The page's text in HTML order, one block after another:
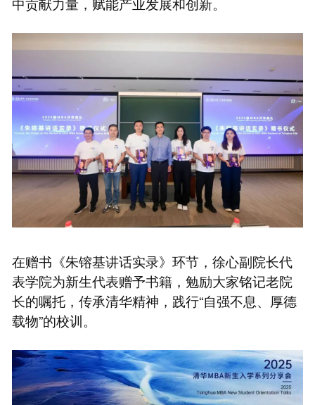
在赠书《朱镕基讲话实录》环节，徐心副院长代
表学院为新生代表赠予书籍，勉励大家铭记老院
长的嘱托，传承清华精神，践行“自强不息、厚德
载物”的校训。